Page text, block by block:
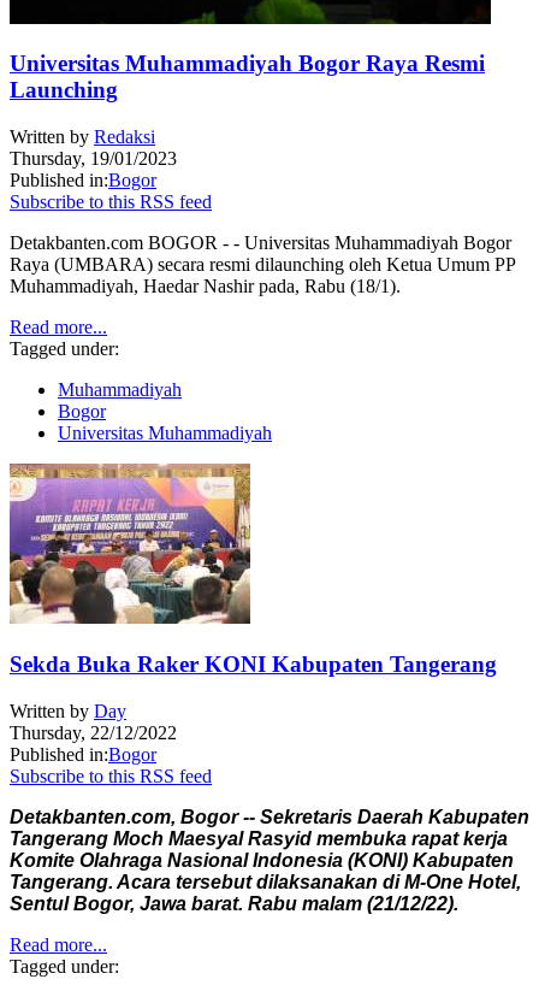
Universitas Muhammadiyah Bogor Raya Resmi
Launching
Written by Redaksi
Thursday, 19/01/2023
Published in:Bogor
Subscribe to this RSS feed
Detakbanten.com BOGOR - - Universitas Muhammadiyah Bogor
Raya (UMBARA) secara resmi dilaunching oleh Ketua Umum PP
Muhammadiyah, Haedar Nashir pada, Rabu (18/1).
Read more...
Tagged under:
Muhammadiyah
Bogor
Universitas Muhammadiyah
Sekda Buka Raker KONI Kabupaten Tangerang
Written by Day
Thursday, 22/12/2022
Published in:Bogor
Subscribe to this RSS feed
Detakbanten.com, Bogor -- Sekretaris Daerah Kabupaten
Tangerang Moch Maesyal Rasyid membuka rapat kerja
Komite Olahraga Nasional Indonesia (KONI) Kabupaten
Tangerang. Acara tersebut dilaksanakan di M-One Hotel,
Sentul Bogor, Jawa barat. Rabu malam (21/12/22).
Read more...
Tagged under: